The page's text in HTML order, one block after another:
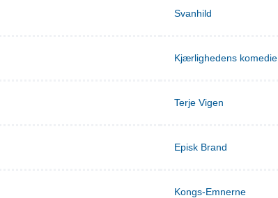
Svanhild
Kjærlighedens komedie
Terje Vigen
Episk Brand
Kongs-Emnerne